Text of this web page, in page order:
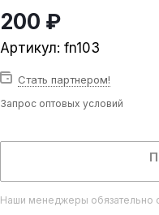
200 ₽
Артикул: fn103
Стать партнером!
Запрос оптовых условий
Наши менеджеры обязательно